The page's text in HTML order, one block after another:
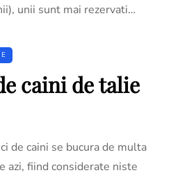
unii sunt mai rezervati…
caini de talie
de caini se bucura de multa
azi, fiind considerate niste